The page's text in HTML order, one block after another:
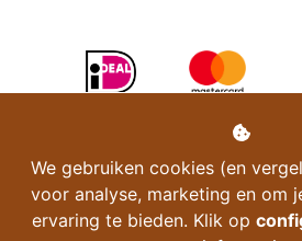
We gebruiken cookies (en
voor analyse, marketing en om
ervaring te bieden. Klik op